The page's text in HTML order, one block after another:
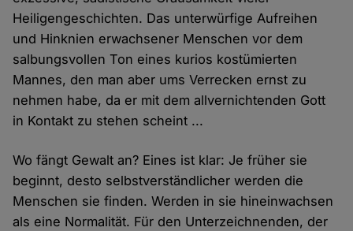
Heiligengeschichten. Das unterwürfige Aufreihen
und Hinknien erwachsener Menschen vor dem
salbungsvollen Ton eines kurios kostümierten
Mannes, den man aber ums Verrecken ernst zu
nehmen habe, da er mit dem allvernichtenden Gott
in Kontakt zu stehen scheint ...
Wo fängt Gewalt an? Eines ist klar: Je früher sie
beginnt, desto selbstverständlicher werden die
Menschen sie finden. Werden in sie hineinwachsen
als eine Normalität. Für den Unterzeichnenden, der